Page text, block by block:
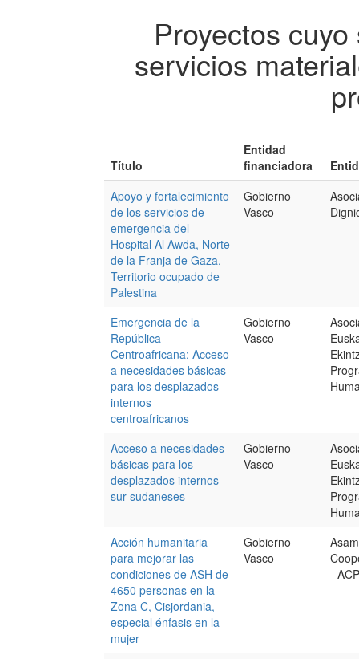
Proyectos
servicios
Título
Entidad
financiadora
Apoyo y fortalecimiento
de los servicios de
emergencia del
Hospital Al Awda, Norte
de la Franja de Gaza,
Territorio ocupado de
Palestina
Gobierno
Vasco
Emergencia de la
República
Centroafricana: Acceso
a necesidades básicas
para los desplazados
internos
centroafricanos
Gobierno
Vasco
Acceso a necesidades
básicas para los
desplazados internos
sur sudaneses
Gobierno
Vasco
Acción humanitaria
para mejorar las
condiciones de ASH de
4650 personas en la
Zona C, Cisjordania,
especial énfasis en la
mujer
Gobierno
Vasco
-